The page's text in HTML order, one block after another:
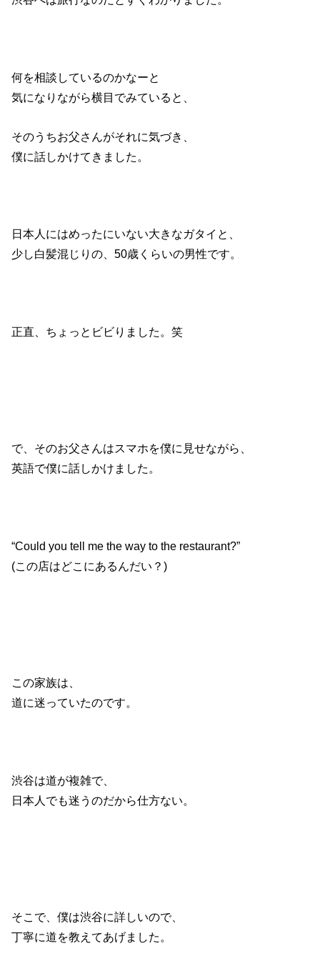
何を相談しているのかなーと
気になりながら横目でみていると、
そのうちお父さんがそれに気づき、
僕に話しかけてきました。
日本人にはめったにいない大きなガタイと、
少し白髪混じりの、50歳くらいの男性です。
正直、ちょっとビビりました。笑
で、そのお父さんはスマホを僕に見せながら、
英語で僕に話しかけました。
“Could you tell me the way to the restaurant?”
(この店はどこにあるんだい？)
この家族は、
道に迷っていたのです。
渋谷は道が複雑で、
日本人でも迷うのだから仕方ない。
そこで、僕は渋谷に詳しいので、
丁寧に道を教えてあげました。